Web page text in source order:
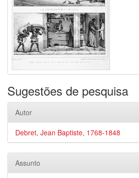
Sugestões de pesquisa
Autor
Debret, Jean Baptiste, 1768-1848
Assunto